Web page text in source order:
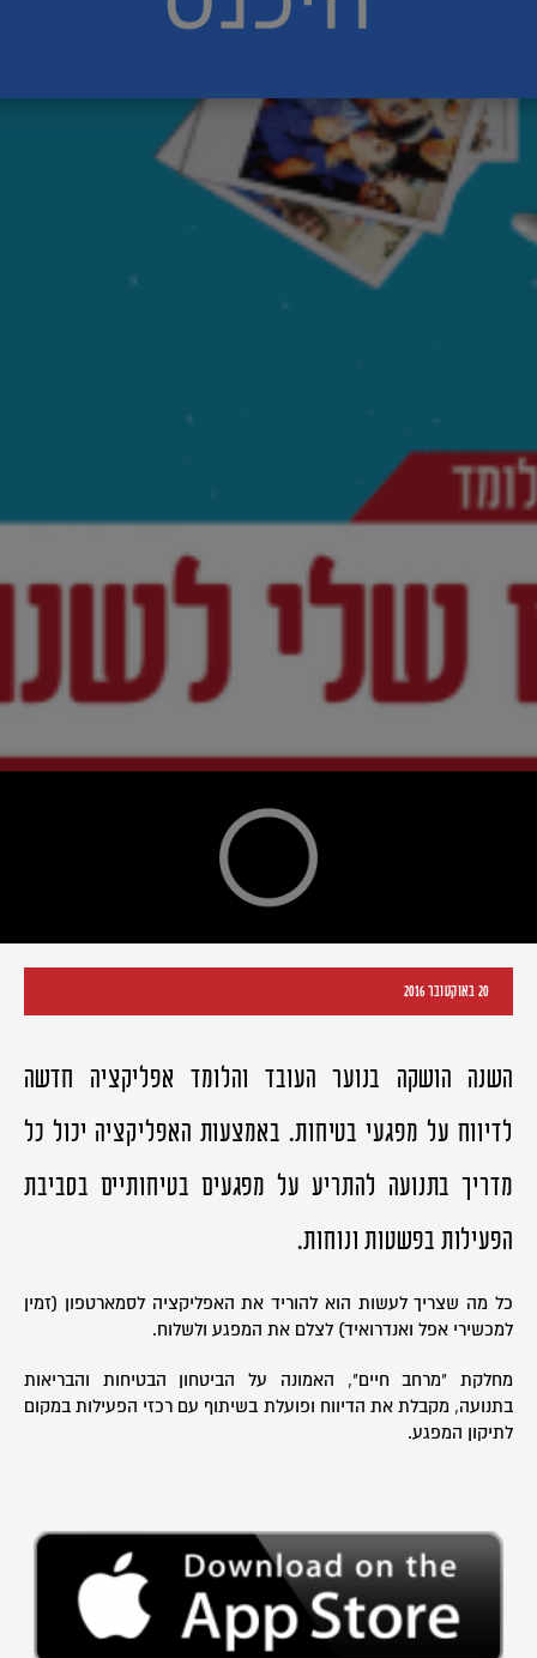
20 באוקטובר 2016
השנה הושקה בנוער העובד והלומד אפליקציה חדשה
לדיווח על מפגעי בטיחות. באמצעות האפליקציה יכול כל
מדריך בתנועה להתריע על מפגעים בטיחותיים בסביבת
הפעילות בפשטות ונוחות.
כל מה שצריך לעשות הוא להוריד את האפליקציה לסמארטפון (זמין
למכשירי אפל ואנדרואיד) לצלם את המפגע ולשלוח.
מחלקת "מרחב חיים", האמונה על הביטחון הבטיחות והבריאות
בתנועה, מקבלת את הדיווח ופועלת בשיתוף עם רכזי הפעילות במקום
לתיקון המפגע.